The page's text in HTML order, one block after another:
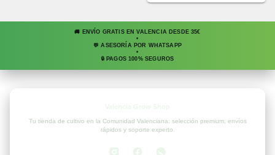
🚚 ENVÍO GRATIS EN VALENCIA DESDE 35€
•
💬 ASESORÍA POR WHATSAPP
•
🔒 PAGOS 100% SEGUROS
Tu tienda de cultivo en la Comunidad Valenciana: selección premium, envíos
rápidos y soporte experto.